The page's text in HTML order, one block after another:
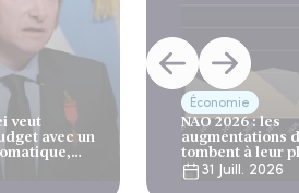
veut
avec un
Économie
NAO 2026 : les
augmentations
tombent à leur
niveau depuis 4
31 Juill. 2026